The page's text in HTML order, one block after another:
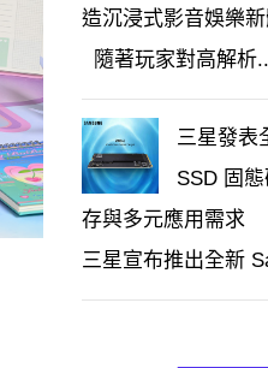
造沉浸式影音娛樂
隨著玩家對高解析
三星發表
SSD 固
存與多元應用需求
三星宣布推出全新